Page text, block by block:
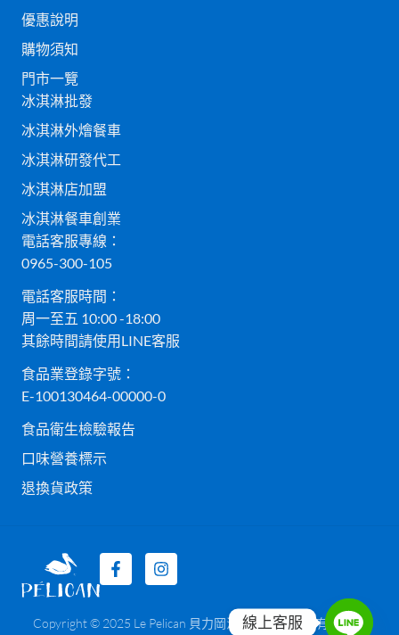
優惠說明
購物須知
門市一覽
冰淇淋批發
冰淇淋外燴餐車
冰淇淋研發代工
冰淇淋店加盟
冰淇淋餐車創業
電話客服專線：
0965-300-105
電話客服時間：
周一至五 10:00 -18:00
其餘時間請使用LINE客服
食品業登錄字號：
E-100130464-00000-0
食品衛生檢驗報告
口味營養標示
退換貨政策
Copyright © 2025 Le Pelican 貝力岡法式冰淇淋 貝而有限公司
線上客服